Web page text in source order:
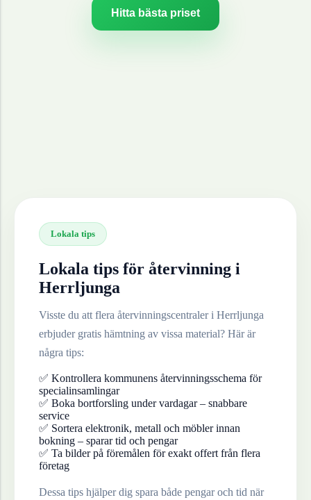
Hitta bästa priset
Lokala tips
Lokala tips för återvinning i
Herrljunga
Visste du att flera återvinningscentraler i Herrljunga
erbjuder gratis hämtning av vissa material? Här är
några tips:
✅ Kontrollera kommunens återvinningsschema för
specialinsamlingar
✅ Boka bortforsling under vardagar – snabbare
service
✅ Sortera elektronik, metall och möbler innan
bokning – sparar tid och pengar
✅ Ta bilder på föremålen för exakt offert från flera
företag
Dessa tips hjälper dig spara både pengar och tid när